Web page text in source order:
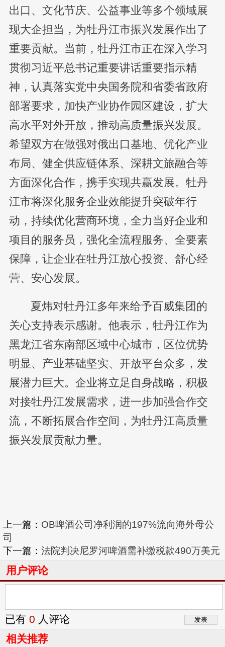
出口、文化节庆、公益事业等多个领域展
现大企担当，为牡丹江市振兴发展作出了
重要贡献。当前，牡丹江市正在深入学习
贯彻习近平总书记重要讲话重要指示精
神，认真落实党中央国务院和省委省政府
部署要求，加快产业协作园区建设，扩大
高水平对外开放，推动高质量振兴发展。
希望双方在做强对俄出口基地、优化产业
布局、健全供应链体系、深耕文旅融合等
方面深化合作，携手实现共赢发展。牡丹
江市将深化服务企业效能提升突破年行
动，持续优化营商环境，全力当好企业和
项目的服务员，强化全流程服务、全要素
保障，让企业在牡丹江放心投资、舒心经
营、安心发展。
夏炜对牡丹江多年来给予百威集团的
关心支持表示感谢。他表示，牡丹江作为
黑龙江省东南部区域中心城市，区位优势
明显、产业基础坚实、开放平台众多，发
展潜力巨大。企业将立足自身战略，积极
对接牡丹江发展需求，进一步加强合作交
流，不断拓展合作空间，为牡丹江高质量
振兴发展贡献力量。
上一篇： OB啤酒公司净利润的197%流向海外母公
司
下一篇： 法院判决尼罗河啤酒需补缴税款490万美元
用户评论
已有 0 人评论
相关推荐